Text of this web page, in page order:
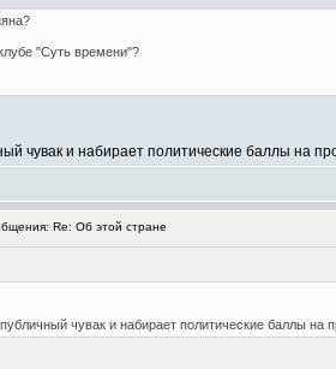
"Суть времени"?
чувак и набирает политические баллы на
Re: Об этой стране
чувак и набирает политические баллы на